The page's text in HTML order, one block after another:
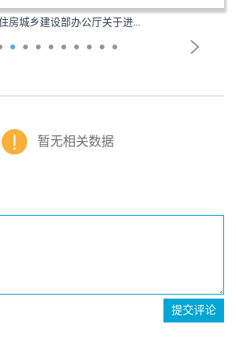
房城乡建设部办公厅关于进...
暂无相关数据
提交评论